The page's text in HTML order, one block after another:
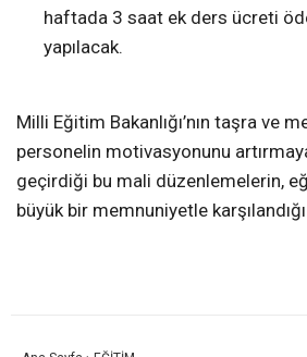
haftada 3 saat ek ders ücreti
yapılacak.
Milli Eğitim Bakanlığı’nın taşra ve
personelin motivasyonunu
geçirdiği bu mali düzenlemelerin,
büyük bir memnuniyetle